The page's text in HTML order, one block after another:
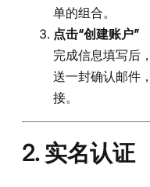
单的组合。
点击“创建账户”
完成信息填写后
送一封确认邮件
接。
2. 实名认证